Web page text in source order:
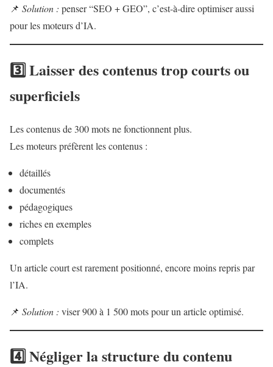
📌 Solution : penser “SEO + GEO”, c’est-à-dire optimiser aussi
pour les moteurs d’IA.
3️⃣ Laisser des contenus trop courts ou
superficiels
Les contenus de 300 mots ne fonctionnent plus.
Les moteurs préfèrent les contenus :
détaillés
documentés
pédagogiques
riches en exemples
complets
Un article court est rarement positionné, encore moins repris par
l’IA.
📌 Solution : viser 900 à 1 500 mots pour un article optimisé.
4️⃣ Négliger la structure du contenu